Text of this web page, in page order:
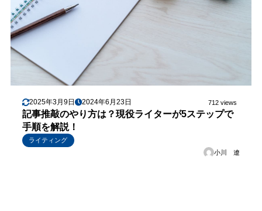
2025年3月9日 2024年6月23日 712 views
記事推敲のやり方は？現役ライターが5ステップで
手順を解説！
ライティング
小川 遼